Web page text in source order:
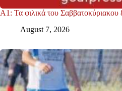
Α1: Τα φιλικά του
August 7, 2026